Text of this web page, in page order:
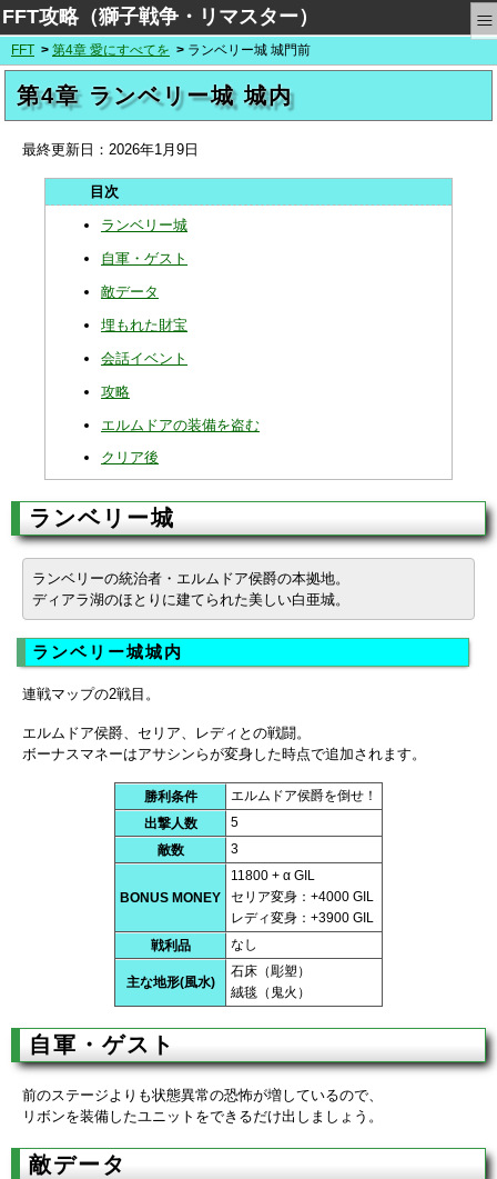
FFT攻略（獅子戦争・リマスター） ≡
FFT 第4章 愛にすべてを ランベリー城 城門前
第4章 ランベリー城 城内
最終更新日： 2026年1月9日
ランベリー城
自軍・ゲスト
敵データ
埋もれた財宝
会話イベント
攻略
エルムドアの装備を盗む
クリア後
ランベリー城
ランベリーの統治者・エルムドア侯爵の本拠地。
ディアラ湖のほとりに建てられた美しい白亜城。
ランベリー城城内
連戦マップの2戦目。
エルムドア侯爵、セリア、レディとの戦闘。
ボーナスマネーはアサシンらが変身した時点で追加されます。
勝利条件
エルムドア侯爵を倒せ！
出撃人数
5
敵数
3
BONUS MONEY
11800 + α GIL
セリア変身：+4000 GIL
レディ変身：+3900 GIL
戦利品
なし
主な地形(風水)
石床（彫塑）
絨毯（鬼火）
自軍・ゲスト
前のステージよりも状態異常の恐怖が増しているので、
リボンを装備したユニットをできるだけ出しましょう。
敵データ